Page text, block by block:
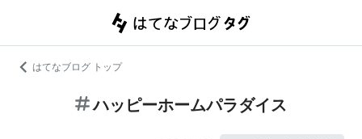
はてなブログ トップ
ハッピーホームパラダイス